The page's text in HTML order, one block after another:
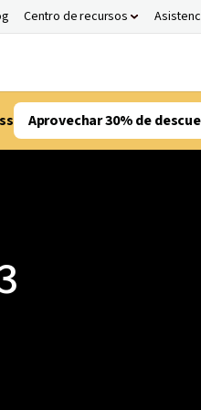
Centro de recursos
Aprovechar 30% de